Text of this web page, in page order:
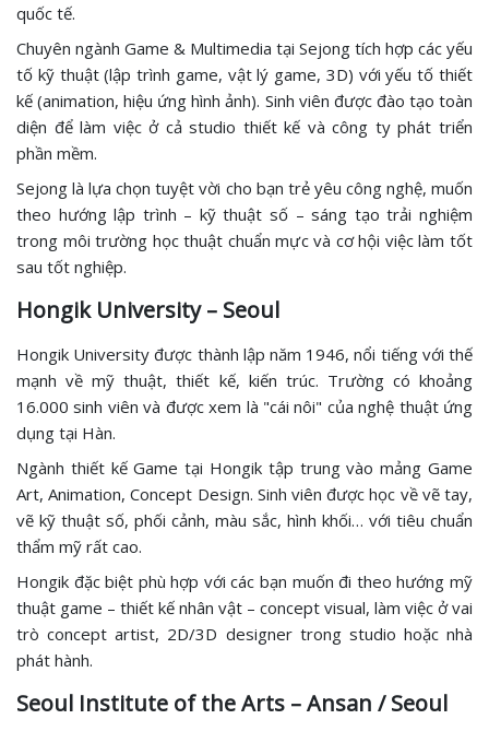
quốc tế.
Chuyên ngành Game & Multimedia tại Sejong tích hợp các yếu
tố kỹ thuật (lập trình game, vật lý game, 3D) với yếu tố thiết
kế (animation, hiệu ứng hình ảnh). Sinh viên được đào tạo toàn
diện để làm việc ở cả studio thiết kế và công ty phát triển
phần mềm.
Sejong là lựa chọn tuyệt vời cho bạn trẻ yêu công nghệ, muốn
theo hướng lập trình – kỹ thuật số – sáng tạo trải nghiệm
trong môi trường học thuật chuẩn mực và cơ hội việc làm tốt
sau tốt nghiệp.
Hongik University – Seoul
Hongik University được thành lập năm 1946, nổi tiếng với thế
mạnh về mỹ thuật, thiết kế, kiến trúc. Trường có khoảng
16.000 sinh viên và được xem là "cái nôi" của nghệ thuật ứng
dụng tại Hàn.
Ngành thiết kế Game tại Hongik tập trung vào mảng Game
Art, Animation, Concept Design. Sinh viên được học về vẽ tay,
vẽ kỹ thuật số, phối cảnh, màu sắc, hình khối… với tiêu chuẩn
thẩm mỹ rất cao.
Hongik đặc biệt phù hợp với các bạn muốn đi theo hướng mỹ
thuật game – thiết kế nhân vật – concept visual, làm việc ở vai
trò concept artist, 2D/3D designer trong studio hoặc nhà
phát hành.
Seoul Institute of the Arts – Ansan / Seoul